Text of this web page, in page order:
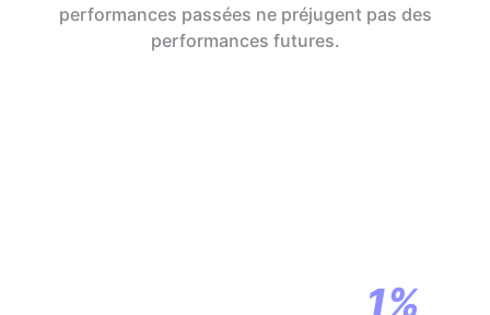
performances passées ne préjugent pas des
performances futures.
1%